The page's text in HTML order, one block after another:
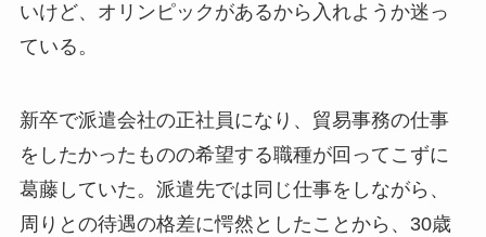
いけど、オリンピックがあるから入れようか迷っ
ている。
新卒で派遣会社の正社員になり、貿易事務の仕事
をしたかったものの希望する職種が回ってこずに
葛藤していた。派遣先では同じ仕事をしながら、
周りとの待遇の格差に愕然としたことから、30歳